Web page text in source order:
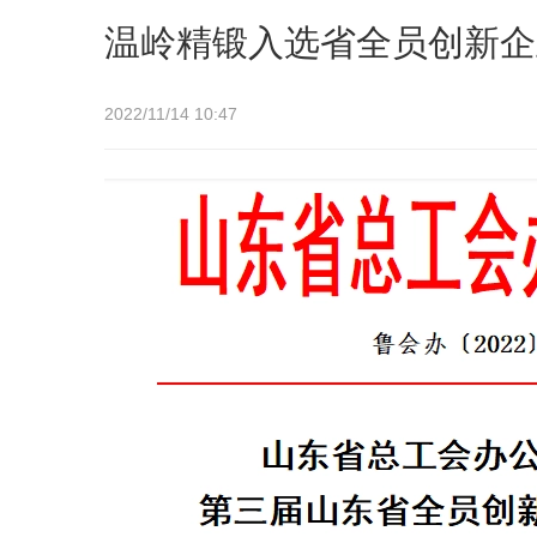
温岭精锻入选省全员创新
2022/11/14 10:47